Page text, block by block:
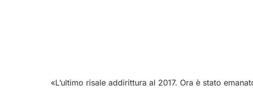
«L’ultimo risale addirittura al 2017. Ora è stato